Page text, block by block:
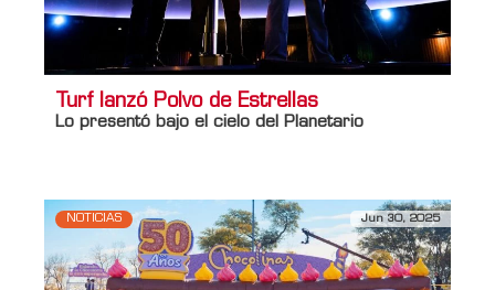
Turf lanzó Polvo de Estrellas
Lo presentó bajo el cielo del Planetario
NOTICIAS Jun 30, 2025